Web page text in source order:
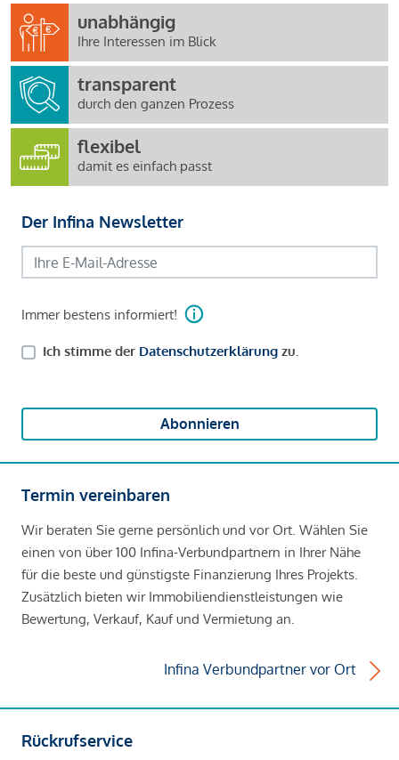
unabhängig
Ihre Interessen im Blick
transparent
durch den ganzen Prozess
flexibel
damit es einfach passt
Der Infina Newsletter
Immer bestens informiert!
Ich stimme der Datenschutzerklärung zu.
Abonnieren
Termin vereinbaren
Wir beraten Sie gerne persönlich und vor Ort. Wählen Sie
einen von über 100 Infina-Verbundpartnern in Ihrer Nähe
für die beste und günstigste Finanzierung Ihres Projekts.
Zusätzlich bieten wir Immobiliendienstleistungen wie
Bewertung, Verkauf, Kauf und Vermietung an.
Infina Verbundpartner vor Ort
Rückrufservice